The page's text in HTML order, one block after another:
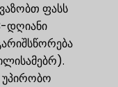
ფასს
დღიანი
უპირობო